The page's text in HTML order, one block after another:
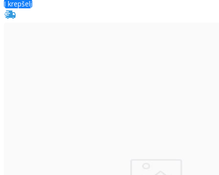
Į krepšelį